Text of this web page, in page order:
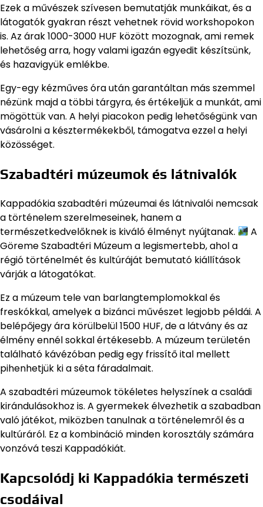
Ezek a művészek szívesen bemutatják munkáikat, és a
látogatók gyakran részt vehetnek rövid workshopokon
is. Az árak 1000-3000 HUF között mozognak, ami remek
lehetőség arra, hogy valami igazán egyedit készítsünk,
és hazavigyük emlékbe.
Egy-egy kézműves óra után garantáltan más szemmel
nézünk majd a többi tárgyra, és értékeljük a munkát, ami
mögöttük van. A helyi piacokon pedig lehetőségünk van
vásárolni a késztermékekből, támogatva ezzel a helyi
közösséget.
Szabadtéri múzeumok és látnivalók
Kappadókia szabadtéri múzeumai és látnivalói nemcsak
a történelem szerelmeseinek, hanem a
természetkedvelőknek is kiváló élményt nyújtanak.
A
Göreme Szabadtéri Múzeum a legismertebb, ahol a
régió történelmét és kultúráját bemutató kiállítások
várják a látogatókat.
Ez a múzeum tele van barlangtemplomokkal és
freskókkal, amelyek a bizánci művészet legjobb példái. A
belépőjegy ára körülbelül 1500 HUF, de a látvány és az
élmény ennél sokkal értékesebb. A múzeum területén
található kávézóban pedig egy frissítő ital mellett
pihenhetjük ki a séta fáradalmait.
A szabadtéri múzeumok tökéletes helyszínek a családi
kirándulásokhoz is. A gyermekek élvezhetik a szabadban
való játékot, miközben tanulnak a történelemről és a
kultúráról. Ez a kombináció minden korosztály számára
vonzóvá teszi Kappadókiát.
Kapcsolódj ki Kappadókia természeti
csodáival